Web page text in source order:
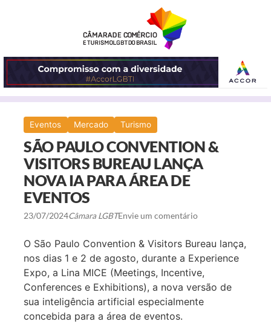
ABRIR
O
MENU
Eventos Mercado Turismo
SÃO PAULO CONVENTION &
VISITORS BUREAU LANÇA
NOVA IA PARA ÁREA DE
EVENTOS
23/07/2024Câmara LGBTEnvie um comentário
O São Paulo Convention & Visitors Bureau lança,
nos dias 1 e 2 de agosto, durante a Experience
Expo, a Lina MICE (Meetings, Incentive,
Conferences e Exhibitions), a nova versão de
sua inteligência artificial especialmente
concebida para a área de eventos.